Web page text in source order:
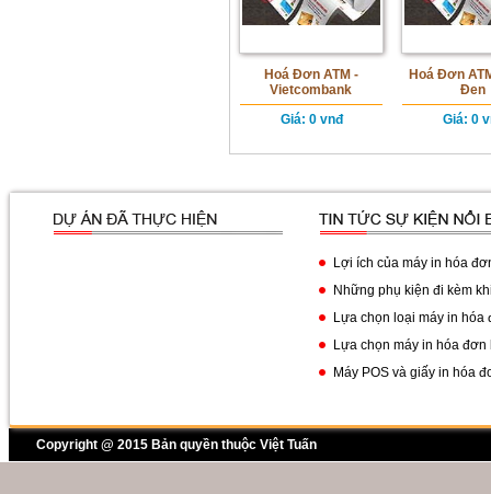
Hoá Đơn ATM -
Vietcombank
Giá: 0 vnđ
Hoá Đơn
Đen
Giá: 0
Lợi ích của máy in hóa
Những phụ kiện đi kèm
Lựa chọn loại máy in hóa
Lựa chọn máy in hóa
Máy POS và giấy in hóa
Copyright @ 2015 Bản quyền thuộc Việt Tuấn